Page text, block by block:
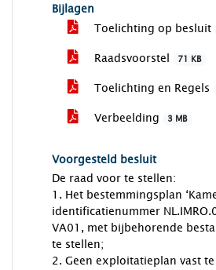
Bijlagen
Toelichting op besluit
Raadsvoorstel 71 KB
Toelichting en Regels
Verbeelding 3 MB
Voorgesteld besluit
De raad voor te stellen:
1. Het bestemmingsplan
identificatienummer
VA01, met bijbehorende
te stellen;
2. Geen exploitatieplan vast